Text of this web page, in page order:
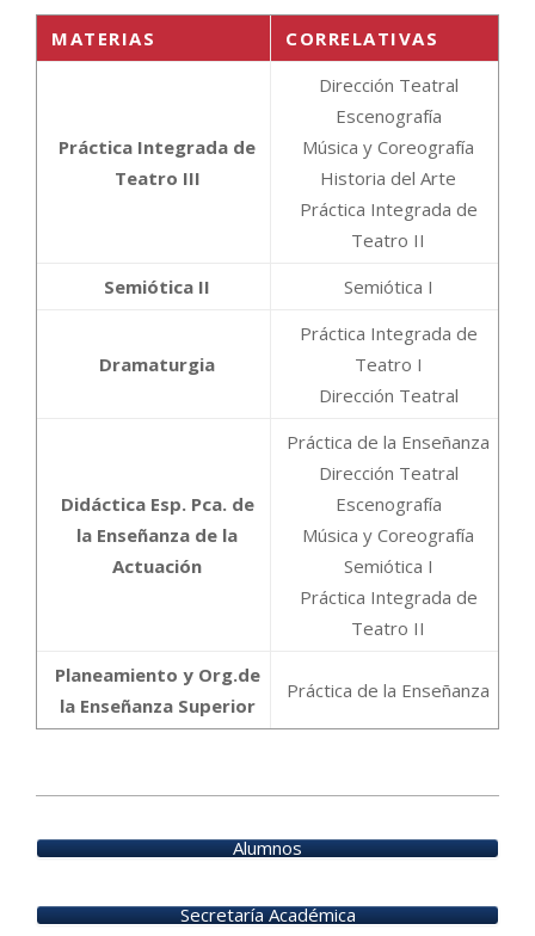
MATERIAS CORRELATIVAS
Práctica Integrada de
Teatro III
Dirección Teatral
Escenografía
Música y Coreografía
Historia del Arte
Práctica Integrada de
Teatro II
Semiótica II
Semiótica I
Dramaturgia
Práctica Integrada de
Teatro I
Dirección Teatral
Didáctica Esp. Pca. de
la Enseñanza de la
Actuación
Práctica de la Enseñanza
Dirección Teatral
Escenografía
Música y Coreografía
Semiótica I
Práctica Integrada de
Teatro II
Planeamiento y Org.de
la Enseñanza Superior
Práctica de la Enseñanza
12-
Alumnos
Secretaría Académica